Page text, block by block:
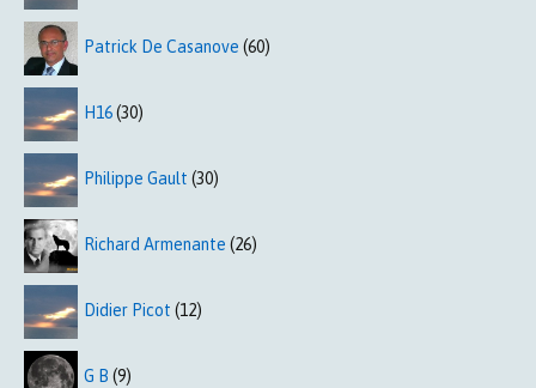
Patrick De Casanove (60)
H16(30)
Philippe Gault (30)
Richard Armenante (26)
Didier Picot (12)
G B (9)